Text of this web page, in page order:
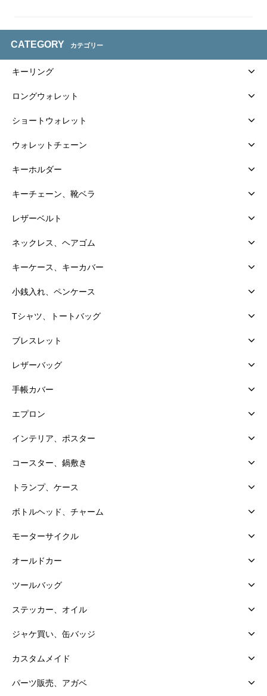
CATEGORY カテゴリー
キーリング
ロングウォレット
ショートウォレット
ウォレットチェーン
キーホルダー
キーチェーン、靴ベラ
レザーベルト
ネックレス、ヘアゴム
キーケース、キーカバー
小銭入れ、ペンケース
Tシャツ、トートバッグ
ブレスレット
レザーバッグ
手帳カバー
エプロン
インテリア、ポスター
コースター、鍋敷き
トランプ、ケース
ボトルヘッド、チャーム
モーターサイクル
オールドカー
ツールバッグ
ステッカー、オイル
ジャケ買い、缶バッジ
カスタムメイド
パーツ販売、アガベ